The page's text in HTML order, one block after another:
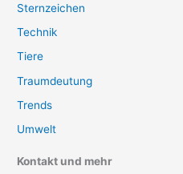
Sternzeichen
Technik
Tiere
Traumdeutung
Trends
Umwelt
Kontakt und mehr